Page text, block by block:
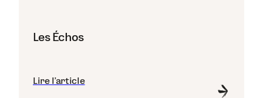
Les Échos
Lire l'article